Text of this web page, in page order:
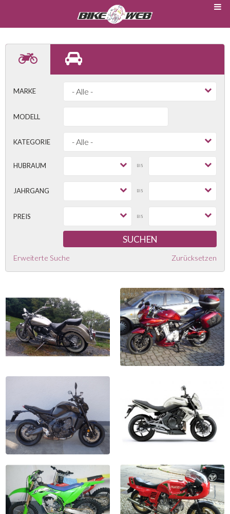
MARKE
MODELL
KATEGORIE
HUBRAUM BIS
JAHRGANG BIS
PREIS BIS
Erweiterte Suche Zurücksetzen
Yamaha XVS 1100 A Classic
2006, 9'850 km
CHF 6'300
Suzuki GSF 1250SA Bandit
2008, 42'000 km
CHF 4'490
Yamaha MT-09A
2026, 1 km
CHF 9'990
Kawasaki ER 6 N 2011
2026, 0 km
CHF 8'990